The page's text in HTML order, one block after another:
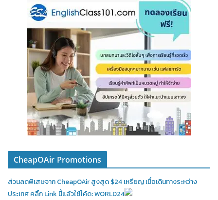
CheapOAir Promotions
ส่วนลดพิเสษจาก CheapOAir สูงสุด $24 เหรียญ เมื่อเดินทางระหว่าง
ประเทศ คลิ้ก Link นี้แล้วใช้โค้ด: WORLD24